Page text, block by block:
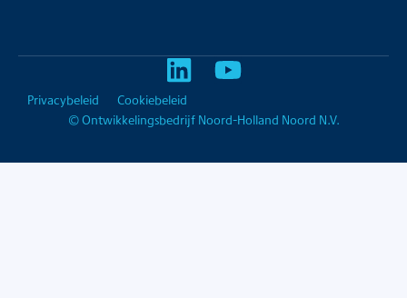
© Ontwikkelingsbedrijf Noord-Holland Noord N.V.
Privacybeleid Cookiebeleid